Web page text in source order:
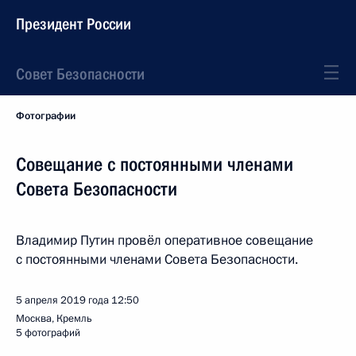
Президент России
Совет Безопасности
Фотографии
Совещание с постоянными членами
Совета Безопасности
Владимир Путин провёл оперативное совещание
с постоянными членами Совета Безопасности.
5 апреля 2019 года 12:50
Москва, Кремль
5 фотографий